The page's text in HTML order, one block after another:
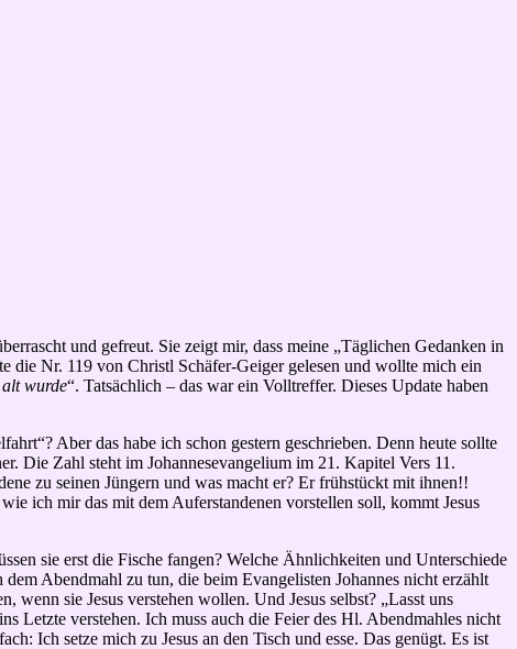
und gefreut. Sie zeigt mir, dass meine „Täglichen Gedanken in
die Nr. 119 von Christl Schäfer-Geiger gelesen und wollte mich ein
wurde“. Tatsächlich – das war ein Volltreffer. Dieses Update haben
Aber das habe ich schon gestern geschrieben. Denn heute sollte
Die Zahl steht im Johannesevangelium im 21. Kapitel Vers 11.
zu seinen Jüngern und was macht er? Er frühstückt mit ihnen!!
ich mir das mit dem Auferstandenen vorstellen soll, kommt Jesus
sie erst die Fische fangen? Welche Ähnlichkeiten und Unterschiede
Abendmahl zu tun, die beim Evangelisten Johannes nicht erzählt
wenn sie Jesus verstehen wollen. Und Jesus selbst? „Lasst uns
Letzte verstehen. Ich muss auch die Feier des Hl. Abendmahles nicht
Ich setze mich zu Jesus an den Tisch und esse. Das genügt. Es ist